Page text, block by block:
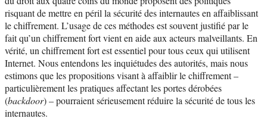
risquant de mettre en péril la sécurité des internautes en affaiblissant
le chiffrement. L’usage de ces méthodes est souvent justifié par le
fait qu’un chiffrement fort vient en aide aux acteurs malveillants. En
vérité, un chiffrement fort est essentiel pour tous ceux qui utilisent
Internet. Nous entendons les inquiétudes des autorités, mais nous
estimons que les propositions visant à affaiblir le chiffrement –
particulièrement les pratiques affectant les portes dérobées
(backdoor) – pourraient sérieusement réduire la sécurité de tous les
internautes.